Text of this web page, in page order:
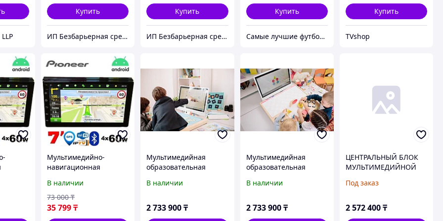
Купить
ИП Безбарьерная среда
Купить
ИП Безбарьерная среда
Купить
Самые лучшие футболки на планете продаются тут.
Купить
TVshop
,
GB)
Мультимедийно-
навигационная
Pioneer SlimHD {7 ,
2DIN, BT, Wi-Fi, GPS,
AVin, 4х60W} (2/32 GB)
В наличии
35 799₸
73 000 ₸
Мультимедийная
образовательная
В наличии
2 733 900₸
Мультимедийная
образовательная
В наличии
2 733 900 ₸
ЦЕНТРАЛЬНЫЙ БЛОК
МУЛЬТИМЕДИЙНОЙ
TELEVIC PLIXUS MME
Под заказ
2 572 400₸